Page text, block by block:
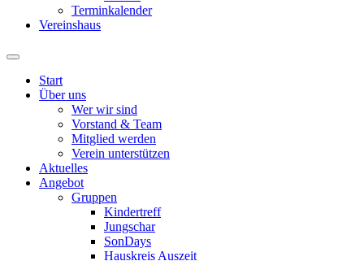
Terminkalender
Vereinshaus
Start
Über uns
Wer wir sind
Vorstand & Team
Mitglied werden
Verein unterstützen
Aktuelles
Angebot
Gruppen
Kindertreff
Jungschar
SonDays
Hauskreis Auszeit